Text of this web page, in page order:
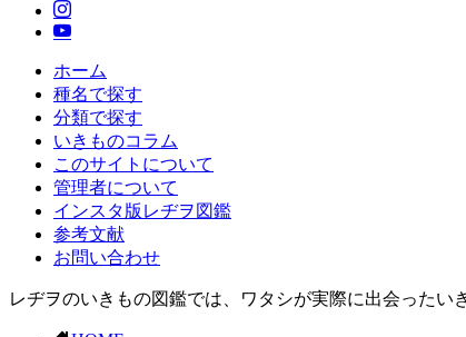
ホーム
種名で探す
分類で探す
いきものコラム
このサイトについて
管理者について
インスタ版レヂヲ図鑑
参考文献
お問い合わせ
レヂヲのいきもの図鑑では、ワタシが実際に出会ったい